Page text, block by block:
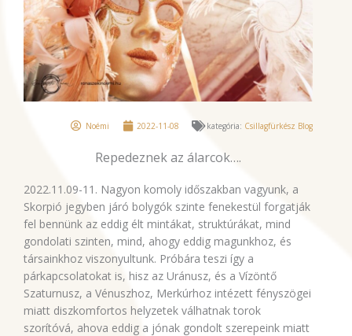
Noémi 2022-11-08 kategória: Csillagfürkész Blog
Repedeznek az álarcok….
2022.11.09-11. Nagyon komoly időszakban vagyunk, a
Skorpió jegyben járó bolygók szinte fenekestül forgatják
fel bennünk az eddig élt mintákat, struktúrákat, mind
gondolati szinten, mind, ahogy eddig magunkhoz, és
társainkhoz viszonyultunk. Próbára teszi így a
párkapcsolatokat is, hisz az Uránusz, és a Vízöntő
Szaturnusz, a Vénuszhoz, Merkúrhoz intézett fényszögei
miatt diszkomfortos helyzetek válhatnak torok
szorítóvá, ahova eddig a jónak gondolt szerepeink miatt